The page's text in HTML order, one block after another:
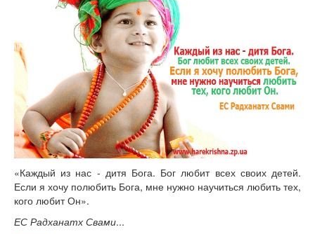
«Каждый из нас - дитя Бога. Бог любит всех своих детей.
Если я хочу полюбить Бога, мне нужно научиться любить тех,
кого любит Он».
ЕС Радханатх Свами...